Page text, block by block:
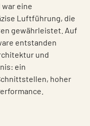
eine
Luftführung, die
gewährleistet. Auf
entstanden
und
ein
hoher